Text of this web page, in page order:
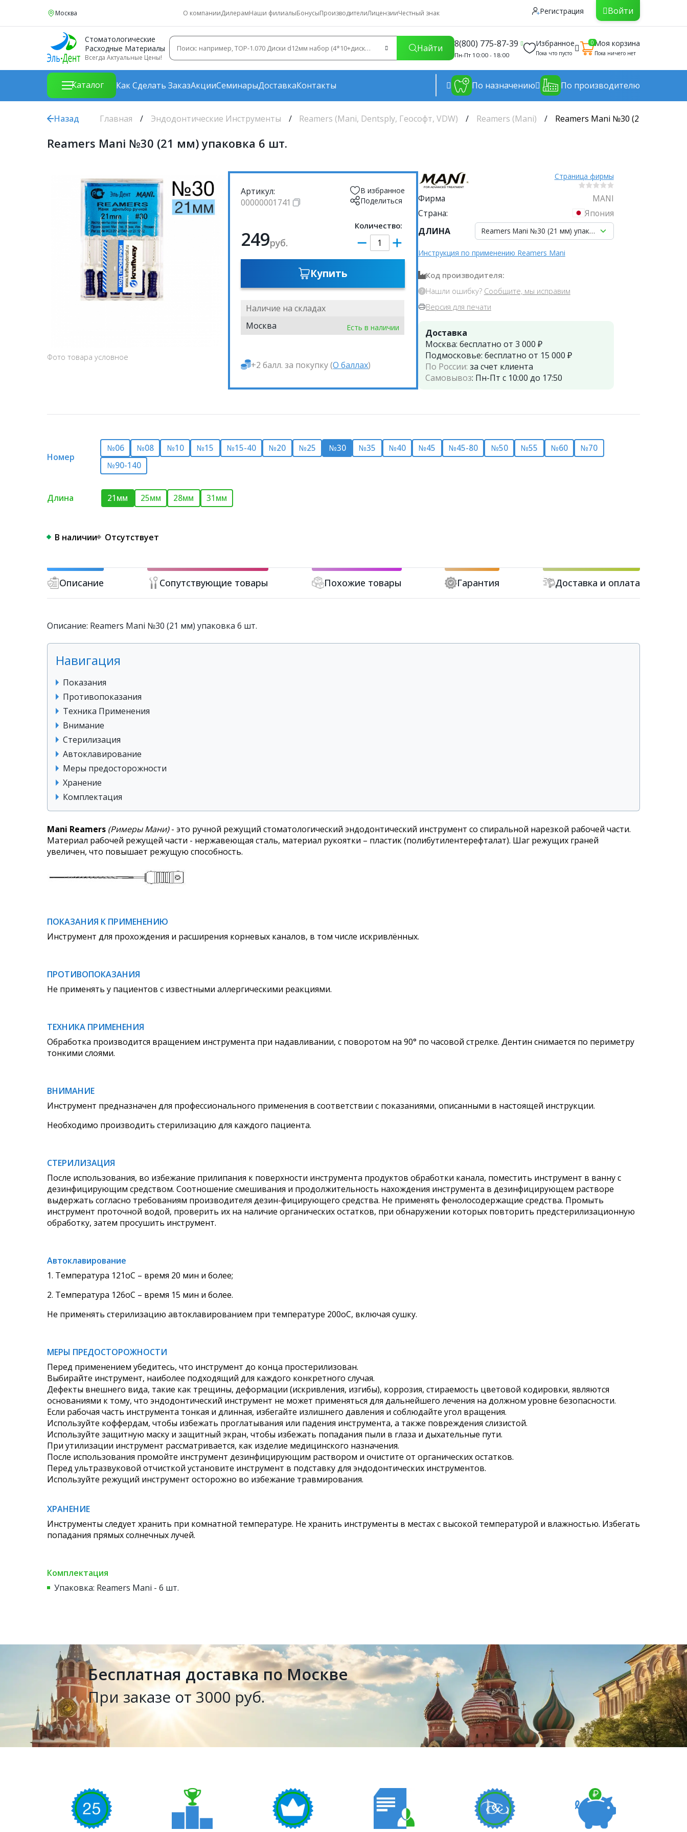
Москва О компанииДилерамНаши филиалыБонусыПроизводителиЛицензииЧестный знак Регистрация Войти
Стоматологические
Расходные Материалы
Всегда Актуальные Цены!
Найти 8(800) 775-87-39
Пн-Пт 10:00 - 18:00
Избранное
Пока что пусто
0Моя корзина
Пока ничего нет
Каталог Как Сделать ЗаказАкцииСеминарыДоставкаКонтакты По назначению По производителю
Назад Главная Эндодонтические Инструменты Reamers (Mani, Dentsply, Геософт, VDW) Reamers (Mani) Reamers Mani №30 (21 мм)
Reamers Mani №30 (21 мм) упаковка 6 шт.
Фото товара условное
Артикул:
00000001741
В избранное
Поделиться
249руб.
Количество:
Купить
Наличие на складах
Москва
Есть в наличии
+2 балл. за покупку (О баллах)
Страница фирмы
Фирма
MANI
Страна:
Япония
ДЛИНА
Reamers Mani №30 (21 мм) упаковка 6 шт.
Инструкция по применению Reamers Mani
Код производителя:
Нашли ошибку? Сообщите, мы исправим
Версия для печати
Доставка
Москва: бесплатно от 3 000 ₽
Подмосковье: бесплатно от 15 000 ₽
По России: за счет клиента
Самовывоз: Пн-Пт с 10:00 до 17:50
Номер
№06 №08 №10 №15 №15-40 №20 №25 №30 №35 №40 №45 №45-80 №50 №55 №60
№70
№90-140
Длина 21мм 25мм 28мм 31мм
В наличии Отсутствует
Описание Сопутствующие товары Похожие товары Гарантия Доставка и оплата
Описание: Reamers Mani №30 (21 мм) упаковка 6 шт.
Навигация
Показания
Противопоказания
Техника Применения
Внимание
Стерилизация
Автоклавирование
Меры предосторожности
Хранение
Комплектация
Mani Reamers (Римеры Мани)- это ручной режущий стоматологический эндодонтический инструмент со спиральной нарезкой рабочей части.
Материал рабочей режущей части - нержавеющая сталь, материал рукоятки – пластик (полибутилентерефталат). Шаг режущих граней
увеличен, что повышает режущую способность.
ПОКАЗАНИЯ К ПРИМЕНЕНИЮ
Инструмент для прохождения и расширения корневых каналов, в том числе искривлённых.
ПРОТИВОПОКАЗАНИЯ
Не применять у пациентов с известными аллергическими реакциями.
ТЕХНИКА ПРИМЕНЕНИЯ
Обработка производится вращением инструмента при надавливании, с поворотом на 90° по часовой стрелке. Дентин снимается по периметру
тонкими слоями.
ВНИМАНИЕ
Инструмент предназначен для профессионального применения в соответствии с показаниями, описанными в настоящей инструкции.
Необходимо производить стерилизацию для каждого пациента.
СТЕРИЛИЗАЦИЯ
После использования, во избежание прилипания к поверхности инструмента продуктов обработки канала, поместить инструмент в ванну с
дезинфицирующим средством. Соотношение смешивания и продолжительность нахождения инструмента в дезинфицирующем растворе
выдержать согласно требованиям производителя дезин-фицирующего средства. Не применять фенолосодержащие средства. Промыть
инструмент проточной водой, проверить их на наличие органических остатков, при обнаружении которых повторить предстерилизационную
обработку, затем просушить инструмент.
Автоклавирование
1. Температура 121оС – время 20 мин и более;
2. Температура 126оС – время 15 мин и более.
Не применять стерилизацию автоклавированием при температуре 200оС, включая сушку.
МЕРЫ ПРЕДОСТОРОЖНОСТИ
Перед применением убедитесь, что инструмент до конца простерилизован.
Выбирайте инструмент, наиболее подходящий для каждого конкретного случая.
Дефекты внешнего вида, такие как трещины, деформации (искривления, изгибы), коррозия, стираемость цветовой кодировки, являются
основаниями к тому, что эндодонтический инструмент не может применяться для дальнейшего лечения на должном уровне безопасности.
Если рабочая часть инструмента тонкая и длинная, избегайте излишнего давления и соблюдайте угол вращения.
Используйте коффердам, чтобы избежать проглатывания или падения инструмента, а также повреждения слизистой.
Используйте защитную маску и защитный экран, чтобы избежать попадания пыли в глаза и дыхательные пути.
При утилизации инструмент рассматривается, как изделие медицинского назначения.
После использования промойте инструмент дезинфицирующим раствором и очистите от органических остатков.
Перед ультразвуковой отчисткой установите инструмент в подставку для эндодонтических инструментов.
Используйте режущий инструмент осторожно во избежание травмирования.
ХРАНЕНИЕ
Инструменты следует хранить при комнатной температуре. Не хранить инструменты в местах с высокой температурой и влажностью. Избегать
попадания прямых солнечных лучей.
Комплектация
Упаковка: Reamers Mani - 6 шт.
Бесплатная доставка по Москве
При заказе от 3000 руб.